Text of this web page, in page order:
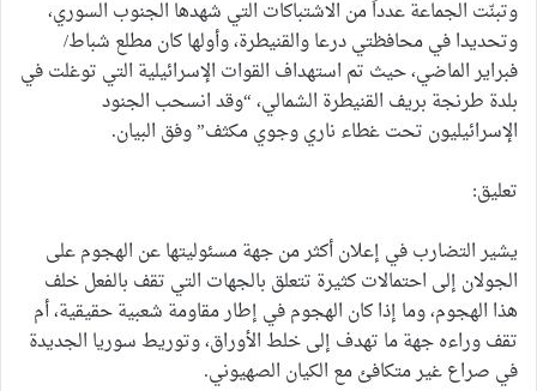
وتبنّت الجماعة عدداً من الاشتباكات التي شهدها الجنوب السوري،
وتحديدا في محافظتي درعا والقنيطرة، وأولها كان مطلع شباط/
فبراير الماضي، حيث تم استهداف القوات الإسرائيلية التي توغلت في
بلدة طرنجة بريف القنيطرة الشمالي، “وقد انسحب الجنود
الإسرائيليون تحت غطاء ناري وجوي مكثف” وفق البيان.
تعليق:
يشير التضارب في إعلان أكثر من جهة مسئوليتها عن الهجوم على
الجولان إلى احتمالات كثيرة تتعلق بالجهات التي تقف بالفعل خلف
هذا الهجوم، وما إذا كان الهجوم في إطار مقاومة شعبية حقيقية، أم
تقف وراءه جهة ما تهدف إلى خلط الأوراق، وتوريط سوريا الجديدة
في صراع غير متكافئ مع الكيان الصهيوني.